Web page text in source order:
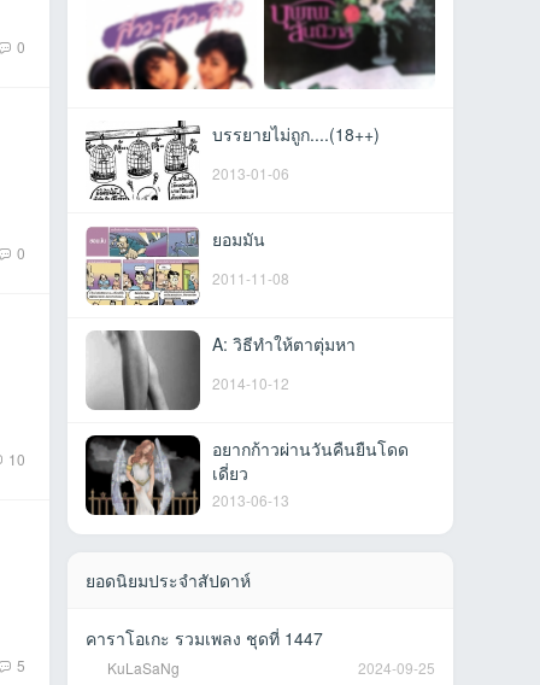
0
0
10
5
บรรยายไม่ถูก....(18++)
2013-01-06
ยอมมัน
2011-11-08
A: วิธีทําให้ตาตุ่มหา
2014-10-12
อยากก้าวผ่านวันคืนยืนโดด
เดี่ยว
2013-06-13
ยอดนิยมประจำสัปดาห์
คาราโอเกะ รวมเพลง ชุดที่ 1447
KuLaSaNg 2024-09-25